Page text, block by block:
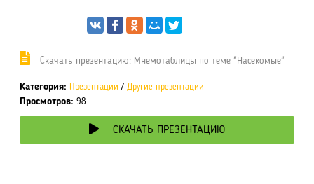
Cкачать презентацию: Мнемотаблицы по теме "Насекомые"
Категория: Презентации / Другие презентации
Просмотров: 98
СКАЧАТЬ ПРЕЗЕНТАЦИЮ